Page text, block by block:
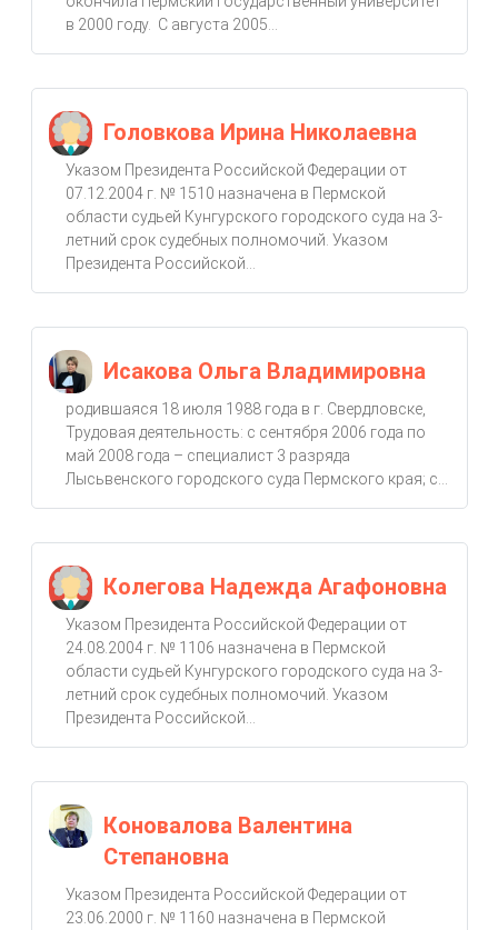
в 2000 году. С августа 2005...
Головкова Ирина Николаевна
Указом Президента Российской Федерации от
07.12.2004 г. № 1510 назначена в Пермской
области судьей Кунгурского городского суда на 3-
летний срок судебных полномочий. Указом
Президента Российской...
Исакова Ольга Владимировна
родившаяся 18 июля 1988 года в г. Свердловске,
Трудовая деятельность: с сентября 2006 года по
май 2008 года – специалист 3 разряда
Лысьвенского городского суда Пермского края; с...
Колегова Надежда Агафоновна
Указом Президента Российской Федерации от
24.08.2004 г. № 1106 назначена в Пермской
области судьей Кунгурского городского суда на 3-
летний срок судебных полномочий. Указом
Президента Российской...
Коновалова Валентина
Степановна
Указом Президента Российской Федерации от
23.06.2000 г. № 1160 назначена в Пермской